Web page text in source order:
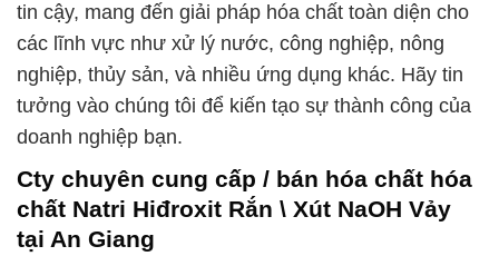
tin cậy, mang đến giải pháp hóa chất toàn diện cho
các lĩnh vực như xử lý nước, công nghiệp, nông
nghiệp, thủy sản, và nhiều ứng dụng khác. Hãy tin
tưởng vào chúng tôi để kiến tạo sự thành công của
doanh nghiệp bạn.
Cty chuyên cung cấp / bán hóa chất hóa
chất Natri Hiđroxit Rắn \ Xút NaOH Vảy
tại An Giang